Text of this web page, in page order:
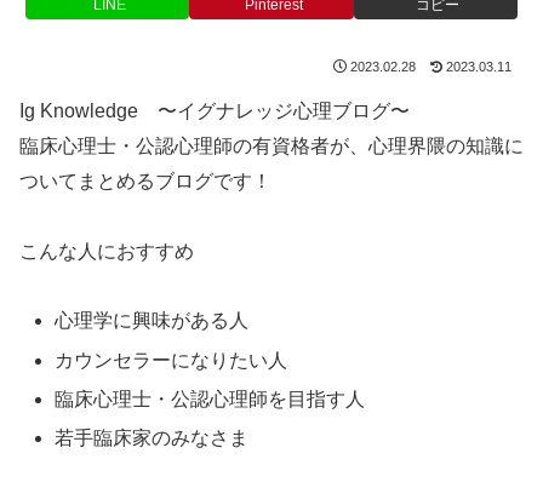
LINE Pinterest コピー
2023.02.28 2023.03.11
Ig Knowledge 〜イグナレッジ心理ブログ〜
臨床心理士・公認心理師の有資格者が、心理界隈の知識に
ついてまとめるブログです！
こんな人におすすめ
心理学に興味がある人
カウンセラーになりたい人
臨床心理士・公認心理師を目指す人
若手臨床家のみなさま